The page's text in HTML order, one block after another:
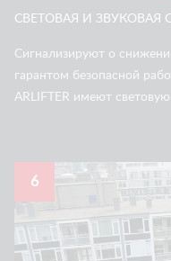
СВЕТОВАЯ И ЗВУКОВАЯ
Сигнализируют о
гарантом безопасной
ARLIFTER имеют
6